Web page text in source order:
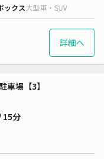
ックス大型車・SUV
詳細へ
車場【3】
15分